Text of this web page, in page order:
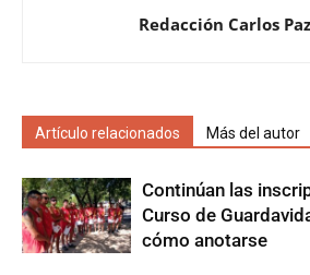
Redacción Carlos
Artículo relacionados Más del autor
Continúan las
Curso de
cómo anotarse